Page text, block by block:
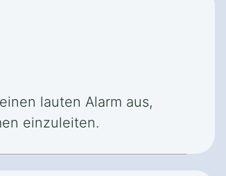
lauten Alarm aus,
einzuleiten.